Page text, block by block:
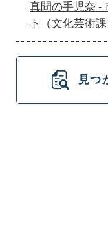
真間の手児奈 -
ト（文化芸術課
見つ